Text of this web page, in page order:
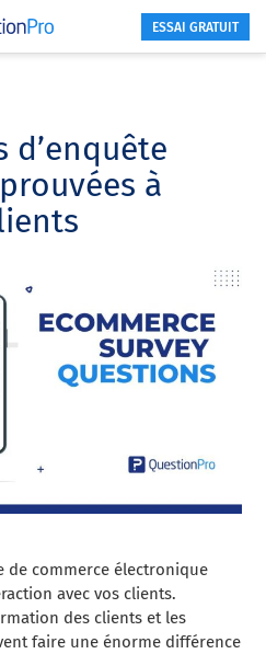
ESSAI GRATUIT
d’enquête
à
de commerce électronique
avec vos clients.
des clients et les
faire une énorme différence